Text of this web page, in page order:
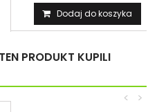
Dodaj do koszyka
PRODUKT KUPILI
>
<